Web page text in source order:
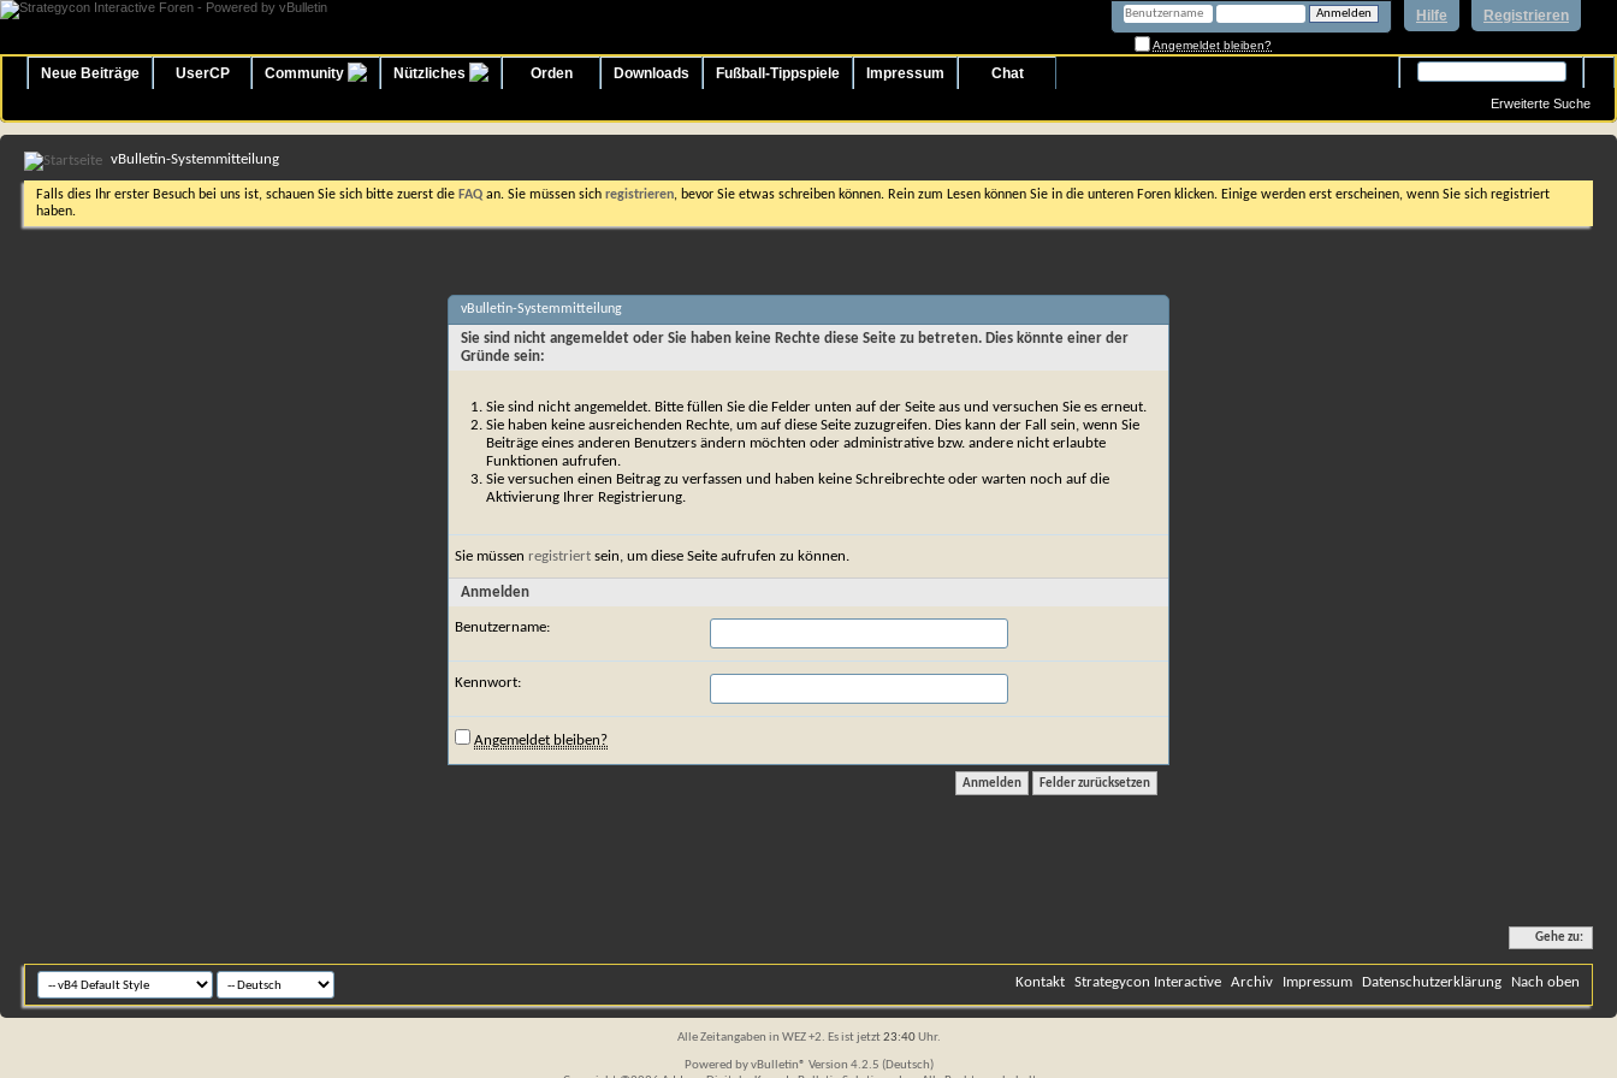
Registrieren
Hilfe
Angemeldet bleiben?
Neue Beiträge UserCP Community Nützliches Orden Downloads Fußball-Tippspiele Impressum Chat
Erweiterte Suche
vBulletin-Systemmitteilung
Falls dies Ihr erster Besuch bei uns ist, schauen Sie sich bitte zuerst die FAQ an. Sie müssen sich registrieren, bevor Sie etwas schreiben können. Rein zum Lesen können Sie in die unteren Foren klicken. Einige werden erst erscheinen, wenn Sie sich registriert
haben.
vBulletin-Systemmitteilung
Sie sind nicht angemeldet oder Sie haben keine Rechte diese Seite zu betreten. Dies könnte einer der
Gründe sein:
Sie sind nicht angemeldet. Bitte füllen Sie die Felder unten auf der Seite aus und versuchen Sie es erneut.
Sie haben keine ausreichenden Rechte, um auf diese Seite zuzugreifen. Dies kann der Fall sein, wenn Sie
Beiträge eines anderen Benutzers ändern möchten oder administrative bzw. andere nicht erlaubte
Funktionen aufrufen.
Sie versuchen einen Beitrag zu verfassen und haben keine Schreibrechte oder warten noch auf die
Aktivierung Ihrer Registrierung.
Sie müssen registriert sein, um diese Seite aufrufen zu können.
Anmelden
Benutzername:
Kennwort:
Angemeldet bleiben?
Gehe zu:
Kontakt Strategycon Interactive Archiv Impressum Datenschutzerklärung Nach oben
Alle Zeitangaben in WEZ +2. Es ist jetzt23:40Uhr.
Powered byvBulletin® Version 4.2.5 (Deutsch)